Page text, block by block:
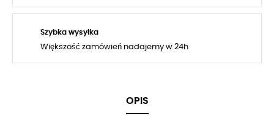
Szybka wysyłka
Większość zamówień nadajemy w 24h
OPIS